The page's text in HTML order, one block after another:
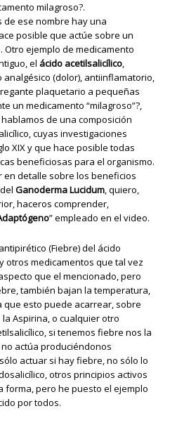
milagroso?.
de ese nombre hay una
posible que actúe sobre un
ejemplo de medicamento
el ácido acetilsalicílico,
analgésico (dolor), antiinflamatorio,
plaquetario a pequeñas
un medicamento “milagroso”?,
de una composición
cuyas investigaciones
XIX y que hace posible todas
beneficiosas para el organismo.
en detalle sobre los beneficios
Ganoderma Lucidum, quiero,
haceros comprender,
” empleado en el video.
(Fiebre) del ácido
otros medicamentos que tal vez
que el mencionado, pero
también bajan la temperatura,
que esto puede acarrear, sobre
Aspirina, o cualquier otro
si tenemos fiebre nos la
actúa produciéndonos
actuar si hay fiebre, no sólo lo
otros principios activos
forma, pero he puesto el ejemplo
por todos.